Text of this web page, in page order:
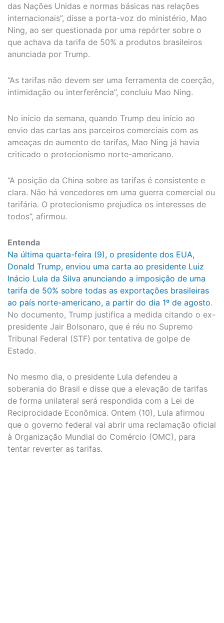
das Nações Unidas e normas básicas nas relações
internacionais”, disse a porta-voz do ministério, Mao
Ning, ao ser questionada por uma repórter sobre o
que achava da tarifa de 50% a produtos brasileiros
anunciada por Trump.
“As tarifas não devem ser uma ferramenta de coerção,
intimidação ou interferência”, concluiu Mao Ning.
No início da semana, quando Trump deu início ao
envio das cartas aos parceiros comerciais com as
ameaças de aumento de tarifas, Mao Ning já havia
criticado o protecionismo norte-americano.
“A posição da China sobre as tarifas é consistente e
clara. Não há vencedores em uma guerra comercial ou
tarifária. O protecionismo prejudica os interesses de
todos”, afirmou.
Entenda
Na última quarta-feira (9), o presidente dos EUA,
Donald Trump, enviou uma carta ao presidente Luiz
Inácio Lula da Silva anunciando a imposição de uma
tarifa de 50% sobre todas as exportações brasileiras
ao país norte-americano, a partir do dia 1º de agosto.
No documento, Trump justifica a medida citando o ex-
presidente Jair Bolsonaro, que é réu no Supremo
Tribunal Federal (STF) por tentativa de golpe de
Estado.
No mesmo dia, o presidente Lula defendeu a
soberania do Brasil e disse que a elevação de tarifas
de forma unilateral será respondida com a Lei de
Reciprocidade Econômica. Ontem (10), Lula afirmou
que o governo federal vai abrir uma reclamação oficial
à Organização Mundial do Comércio (OMC), para
tentar reverter as tarifas.